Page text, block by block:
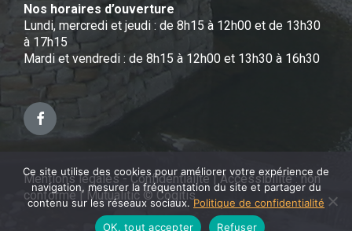
Nos horaires d’ouverture
Lundi, mercredi et jeudi : de 8h15 à 12h00 et de 13h30
à 17h15
Mardi et vendredi : de 8h15 à 12h00 et 13h30 à 16h30
Facebook
Mentions légales - Confidentialité|Accessibilité : non
conforme| Mutualitic © Cogitis
Ce site utilise des cookies pour améliorer votre expérience de
navigation, mesurer la fréquentation du site et partager du
contenu sur les réseaux sociaux.Politique de confidentialité
OK, tout accepter
Refuser